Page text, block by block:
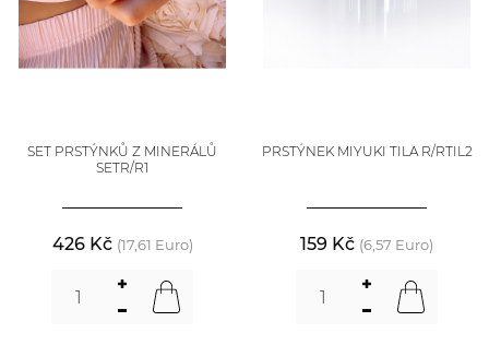
SET PRSTÝNKŮ Z MINERÁLŮ
SETR/R1
426 Kč (17,61 Euro)
PRSTÝNEK MIYUKI TILA R/RTIL2
159 Kč (6,57 Euro)